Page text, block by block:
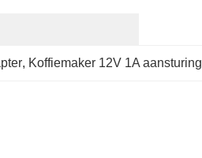
, Koffiemaker 12V 1A aansturing